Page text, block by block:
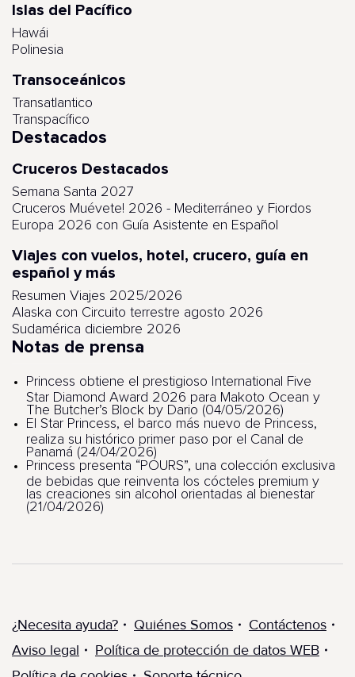
Islas del Pacífico
Hawái
Polinesia
Transoceánicos
Transatlantico
Transpacífico
Destacados
Cruceros Destacados
Semana Santa 2027
Cruceros Muévete! 2026 - Mediterráneo y Fiordos
Europa 2026 con Guía Asistente en Español
Viajes con vuelos, hotel, crucero, guía en
español y más
Resumen Viajes 2025/2026
Alaska con Circuito terrestre agosto 2026
Sudamérica diciembre 2026
Notas de prensa
Princess obtiene el prestigioso International Five
Star Diamond Award 2026 para Makoto Ocean y
The Butcher’s Block by Dario (04/05/2026)
El Star Princess, el barco más nuevo de Princess,
realiza su histórico primer paso por el Canal de
Panamá (24/04/2026)
Princess presenta “POURS”, una colección exclusiva
de bebidas que reinventa los cócteles premium y
las creaciones sin alcohol orientadas al bienestar
(21/04/2026)
¿Necesita ayuda? Quiénes Somos
Contáctenos
Aviso legal
Política de protección de datos WEB